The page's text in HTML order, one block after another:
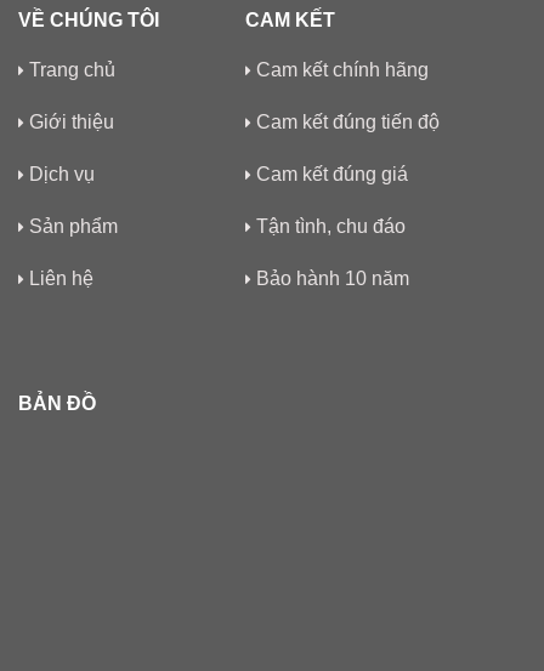
VỀ CHÚNG TÔI
Trang chủ
Giới thiệu
Dịch vụ
Sản phẩm
Liên hệ
CAM KẾT
Cam kết chính hãng
Cam kết đúng tiến độ
Cam kết đúng giá
Tận tình, chu đáo
Bảo hành 10 năm
BẢN ĐỒ